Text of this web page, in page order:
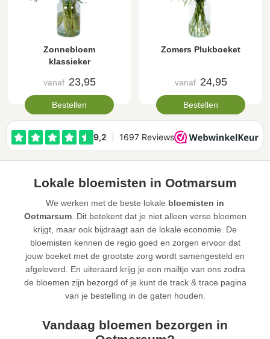
Zonnebloem
klassieker
vanaf 23,95
Bestellen
Zomers Plukboeket
vanaf 24,95
Bestellen
Lokale bloemisten in Ootmarsum
We werken met de beste lokale bloemisten in
Ootmarsum. Dit betekent dat je niet alleen verse bloemen
krijgt, maar ook bijdraagt aan de lokale economie. De
bloemisten kennen de regio goed en zorgen ervoor dat
jouw boeket met de grootste zorg wordt samengesteld en
afgeleverd. En uiteraard krijg je een mailtje van ons zodra
de bloemen zijn bezorgd of je kunt de track & trace pagina
van je bestelling in de gaten houden.
Vandaag bloemen bezorgen in